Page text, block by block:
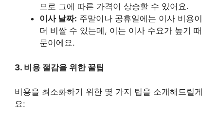
므로 그에 따른 가격이 상승할 수 있어요.
이사 날짜: 주말이나 공휴일에는 이사 비용이
더 비쌀 수 있는데, 이는 이사 수요가 높기 때
문이에요.
3. 비용 절감을 위한 꿀팁
비용을 최소화하기 위한 몇 가지 팁을 소개해드릴게
요: